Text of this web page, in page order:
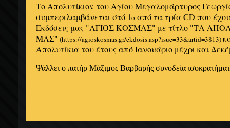
Το Απολυτίκιον του Αγίου Μεγαλομάρτυρος
συμπεριλαμβάνεται στό 1ο από τα τρία CD που
Εκδόσεις μας "ΑΓΙΟΣ ΚΟΣΜΑΣ" με τίτλο "ΤΑ
ΜΑΣ" (https://agioskosmas.gr/ekdosis.asp?isue=33&artid=3813)
Απολυτίκια του έτους από Ιανουάριο μέχρι και
Ψάλλει ο πατήρ Μάξιμος Βαρβαρής συνοδεία